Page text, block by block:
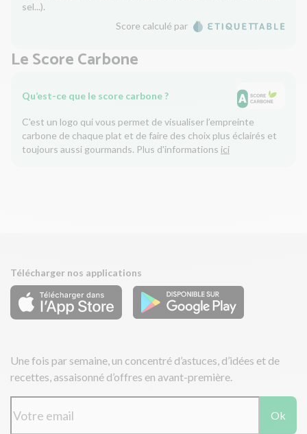
sel...).
Score calculé par
Le Score Carbone
Qu’est-ce que le score carbone ?
C'est un logo qui vous permet de visualiser l’empreinte
carbone de chaque plat et de faire des choix plus éclairés et
toujours aussi gourmands. Plus d'informations ici
Télécharger nos applications
Une fois par semaine, un concentré d’astuces, d’idées et de
recettes, assaisonné d’offres en avant-première.
Ok